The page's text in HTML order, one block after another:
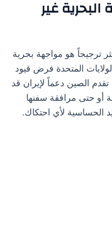
غير
ترجيحاً هو مواجهة بحرية
المتحدة فرض قيود
تقدم الصين دعماً لإيران قد
أو حتى مرافقة سفنها
الحساسية لأي احتكاك.